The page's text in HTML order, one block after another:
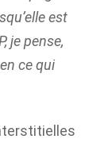
est
je pense,
ce qui